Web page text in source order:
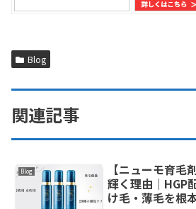
Blog
関連記事
Blog
【ニューモ育毛
輝く理由｜HGP
け毛・薄毛を根